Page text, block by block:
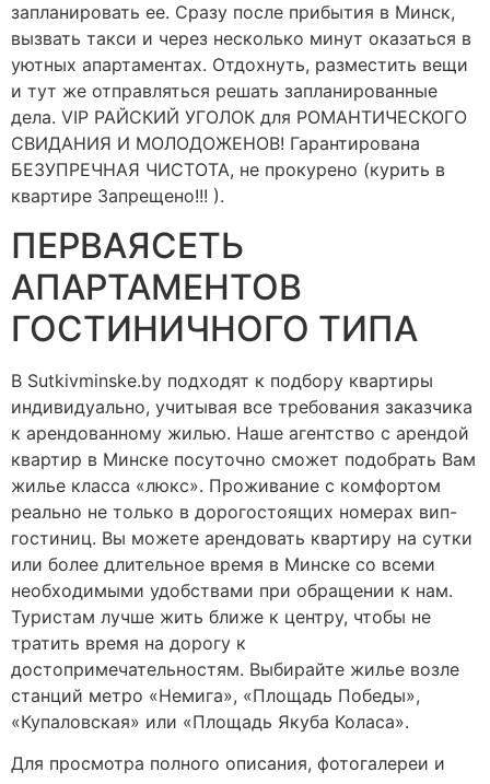
запланировать ее. Сразу после прибытия в Минск,
вызвать такси и через несколько минут оказаться в
уютных апартаментах. Отдохнуть, разместить вещи
и тут же отправляться решать запланированные
дела. VIP РАЙСКИЙ УГОЛОК для РОМАНТИЧЕСКОГО
СВИДАНИЯ И МОЛОДОЖЕНОВ! Гарантирована
БЕЗУПРЕЧНАЯ ЧИСТОТА, не прокурено (курить в
квартире Запрещено!!! ).
ПЕРВАЯСЕТЬ
АПАРТАМЕНТОВ
ГОСТИНИЧНОГО ТИПА
В Sutkivminske.by подходят к подбору квартиры
индивидуально, учитывая все требования заказчика
к арендованному жилью. Наше агентство с арендой
квартир в Минске посуточно сможет подобрать Вам
жилье класса «люкс». Проживание с комфортом
реально не только в дорогостоящих номерах вип-
гостиниц. Вы можете арендовать квартиру на сутки
или более длительное время в Минске со всеми
необходимыми удобствами при обращении к нам.
Туристам лучше жить ближе к центру, чтобы не
тратить время на дорогу к
достопримечательностям. Выбирайте жилье возле
станций метро «Немига», «Площадь Победы»,
«Купаловская» или «Площадь Якуба Коласа».
Для просмотра полного описания, фотогалереи и